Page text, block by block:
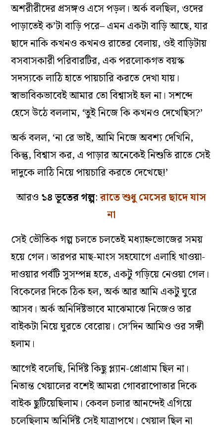
অশরীরীদের প্রসঙ্গও এসে পড়ল। অর্ক বলছিল, ওদের
পাড়াতেই ক’টা বাড়ি পরে– এমন একটা বাড়ি আছে, যার
ছাদে নাকি কখনও কখনও রাতের বেলায়, ওই বাড়িটায়
বসবাসকারী পরিবারটির, এক পরলোকগত বয়স্ক
সদস্যকে লাঠি হাতে পায়চারি করতে দেখা যায়।
স্বাভাবিকভাবেই আমার তো বিশ্বাসই হল না। সশব্দে
হেসে উঠে বললাম, ‘তুই নিজে কি কখনও দেখেছিস?’
অর্ক বলল, ‘না রে ভাই, আমি নিজে অবশ্য দেখিনি,
কিন্তু, বিশ্বাস কর, এ পাড়ার অনেকেই নিশুতি রাতে সেই
দাদুকে লাঠি নিয়ে পায়চারি করতে দেখেছে!’
আরও ১৪ ভূতের গল্প:রাতে শুধু মেসের ছাদে যাস
না
সেই ভৌতিক গল্প চলতে চলতেই মধ্যাহ্নভোজের সময়
হয়ে গেল। তারপর মাছ-মাংস সহযোগে এলাহি খাওয়া-
দাওয়ার পর্বটি সুসম্পন্ন হতে, একটু গড়িয়ে নেওয়া গেল।
বিকেলের দিকে ঠিক হল, অর্ক আর আমি একটু ঘুরে
আসব। অর্ক অনির্দিষ্টভাবে মাঝেমাঝে নিজেও তার
বাইকটা নিয়ে ঘুরতে বেরোয়। সে’দিন আমিও ওর সঙ্গী
হলাম।
আগেই বলেছি, নির্দিষ্ট কিছু প্ল্যান-প্রোগ্রাম ছিল না।
নিতান্ত খেয়ালের বশেই আমরা গোবরাপোতার দিকে
বাইক ছুটিয়েছিলাম। কেবল চলার আনন্দেই এগিয়ে
চলেছিলাম অনির্দিষ্ট সেই যাত্রাপথে। খেয়াল ছিল না